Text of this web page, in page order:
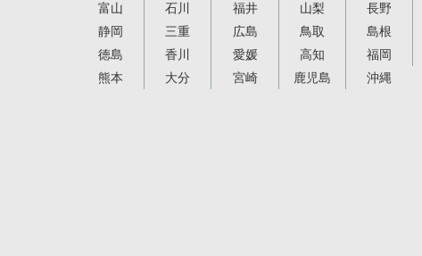
富山
石川 福井 山梨 長野
静岡
三重 広島 鳥取 島根
徳島
香川 愛媛 高知 福岡
熊本
大分 宮崎 鹿児島 沖縄